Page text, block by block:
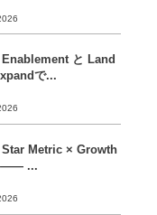
と Land
で...
Star Metric × Growth
―― ...